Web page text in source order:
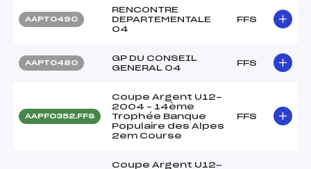
AAPT0490
RENCONTRE
DEPARTEMENTALE
04
FFS
AAPT0480
GP DU CONSEIL
GENERAL 04
FFS
AAPF0352.FFS
Coupe Argent U12-
2004 – 14ème
Trophée Banque
Populaire des Alpes
2em Course
FFS
Coupe Argent U12-